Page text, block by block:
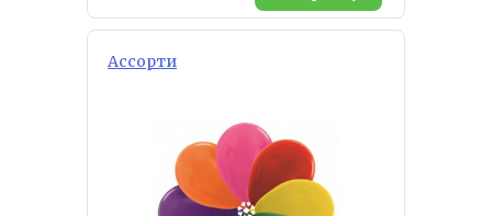
Ассорти